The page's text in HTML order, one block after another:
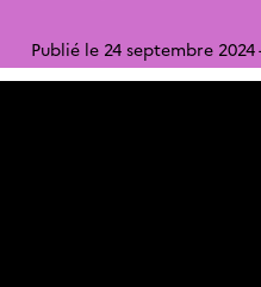
Publié le 24 septembre 2024